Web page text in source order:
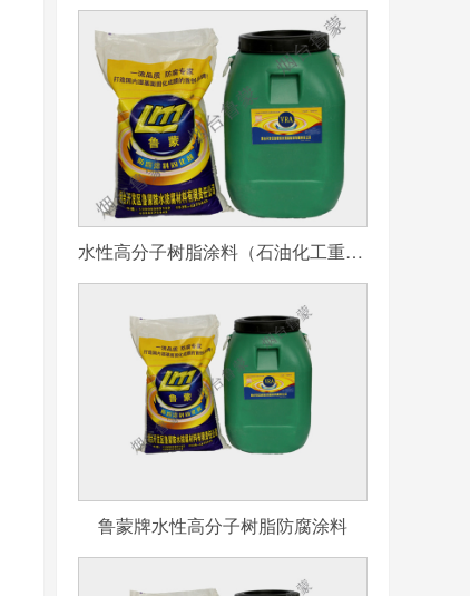
水性高分子树脂涂料（石油化工重防腐用）
鲁蒙牌水性高分子树脂防腐涂料